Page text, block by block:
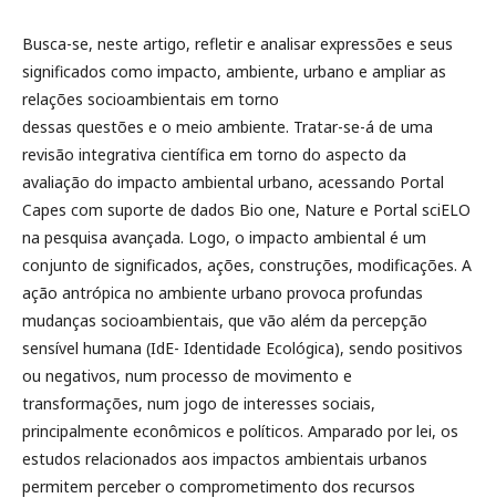
Busca-se, neste artigo, refletir e analisar expressões e seus
significados como impacto, ambiente, urbano e ampliar as
relações socioambientais em torno
dessas questões e o meio ambiente. Tratar-se-á de uma
revisão integrativa científica em torno do aspecto da
avaliação do impacto ambiental urbano, acessando Portal
Capes com suporte de dados Bio one, Nature e Portal sciELO
na pesquisa avançada. Logo, o impacto ambiental é um
conjunto de significados, ações, construções, modificações. A
ação antrópica no ambiente urbano provoca profundas
mudanças socioambientais, que vão além da percepção
sensível humana (IdE- Identidade Ecológica), sendo positivos
ou negativos, num processo de movimento e
transformações, num jogo de interesses sociais,
principalmente econômicos e políticos. Amparado por lei, os
estudos relacionados aos impactos ambientais urbanos
permitem perceber o comprometimento dos recursos